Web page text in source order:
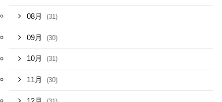
08月 (31)
09月 (30)
10月 (31)
11月 (30)